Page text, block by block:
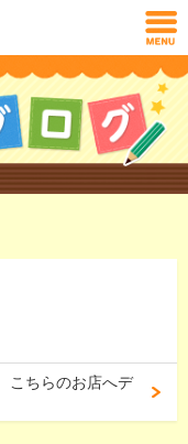
こちらのお店へデ